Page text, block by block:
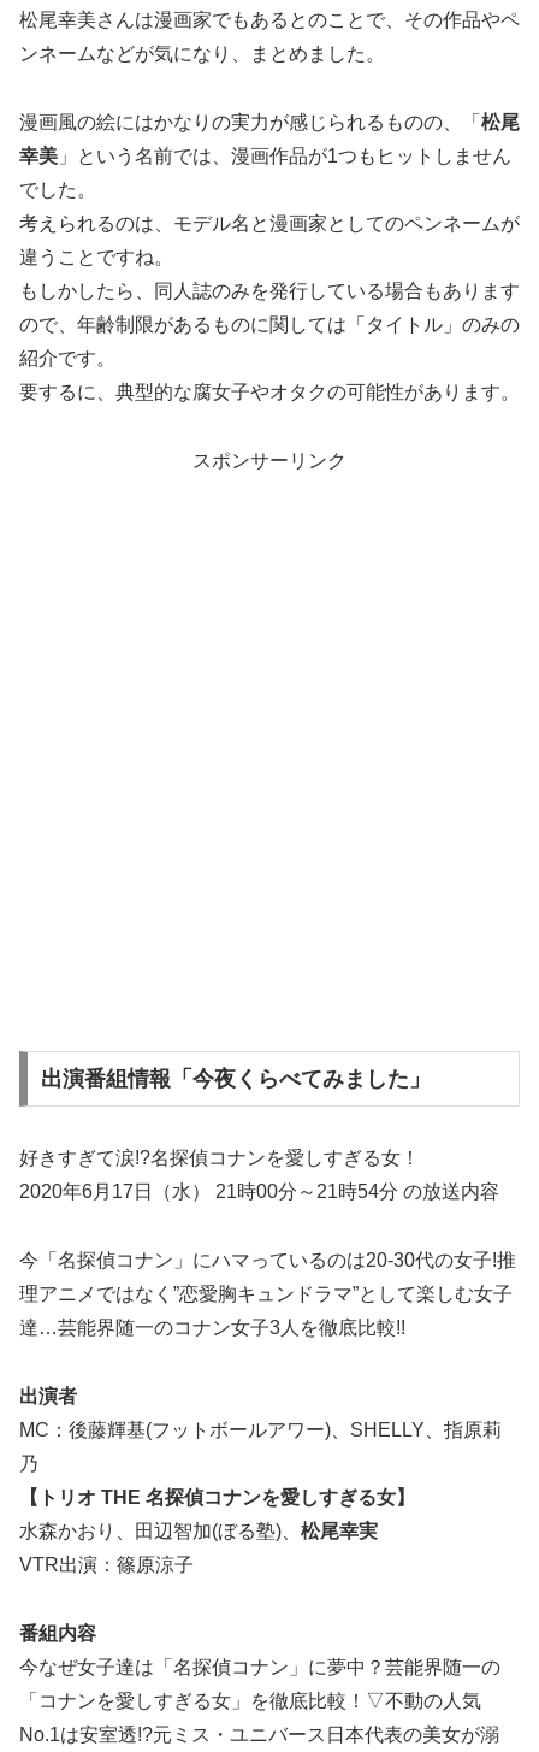
松尾幸美さんは漫画家でもあるとのことで、その作品やペ
ンネームなどが気になり、まとめました。
漫画風の絵にはかなりの実力が感じられるものの、「 松尾
幸美 」という名前では、漫画作品が1つもヒットしません
でした。
考えられるのは、モデル名と漫画家としてのペンネームが
違うことですね。
もしかしたら、同人誌のみを発行している場合もあります
ので、年齢制限があるものに関しては「タイトル」のみの
紹介です。
要するに、典型的な腐女子やオタクの可能性があります。
スポンサーリンク
出演番組情報「今夜くらべてみました」
好きすぎて涙!?名探偵コナンを愛しすぎる女！
2020年6月17日（水） 21時00分～21時54分 の放送内容
今「名探偵コナン」にハマっているのは20-30代の女子!推
理アニメではなく”恋愛胸キュンドラマ”として楽しむ女子
達…芸能界随一のコナン女子3人を徹底比較!!
出演者
MC：後藤輝基(フットボールアワー)、SHELLY、指原莉
乃
【トリオ THE 名探偵コナンを愛しすぎる女】
水森かおり、田辺智加(ぼる塾)、 松尾幸実
VTR出演：篠原涼子
番組内容
今なぜ女子達は「名探偵コナン」に夢中？芸能界随一の
「コナンを愛しすぎる女」を徹底比較！▽不動の人気
No.1は安室透!?元ミス・ユニバース日本代表の美女が溺